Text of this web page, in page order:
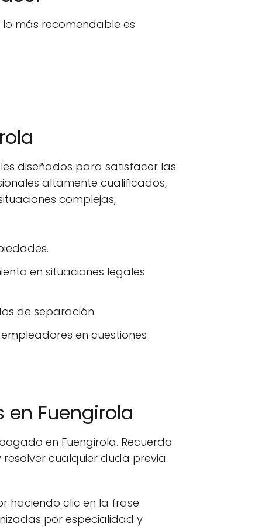
más recomendable es
diseñados para satisfacer las
altamente cualificados,
complejas,
en situaciones legales
de separación.
en cuestiones
Fuengirola
en Fuengirola. Recuerda
cualquier duda previa
haciendo clic en la frase
por especialidad y